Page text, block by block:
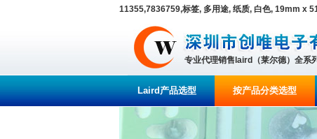
11355,7836759,标签, 多用途, 纸质, 白色, 19mm x
专业代理销售laird（莱尔德）全系
Laird产品选型 按产品分类选型